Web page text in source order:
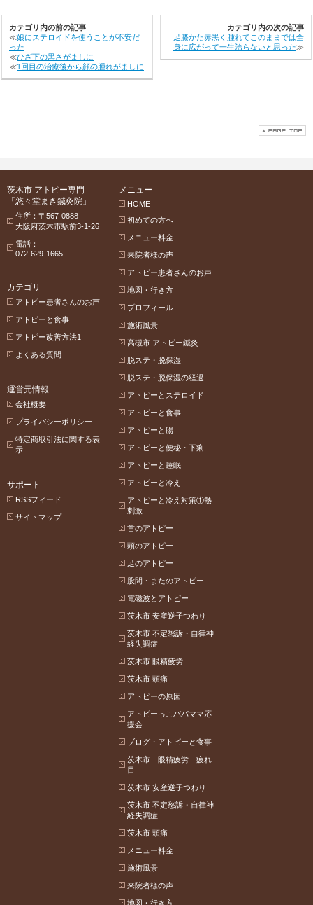
カテゴリ内の前の記事
≪娘にステロイドを使うことが不安だ
った
≪ひざ下の黒さがましに
≪1回目の治療後から顔の腫れがましに
カテゴリ内の次の記事
足膝かた赤黒く腫れてこのままでは全
身に広がって一生治らないと思った≫
茨木市 アトピー専門
「悠々堂まき鍼灸院」
住所：〒567-0888
大阪府茨木市駅前3-1-26
電話：
072-629-1665
メニュー
HOME
初めての方へ
メニュー料金
来院者様の声
アトピー患者さんのお声
地図・行き方
プロフィール
施術風景
高槻市 アトピー鍼灸
脱ステ・脱保湿
脱ステ・脱保湿の経過
アトピーとステロイド
アトピーと食事
アトピーと腸
アトピーと便秘・下痢
アトピーと睡眠
アトピーと冷え
アトピーと冷え対策①熱
刺激
首のアトピー
頭のアトピー
足のアトピー
股間・またのアトピー
電磁波とアトピー
茨木市 安産逆子つわり
茨木市 不定愁訴・自律神
経失調症
茨木市 眼精疲労
茨木市 頭痛
アトピーの原因
アトピーっこパパママ応
援会
ブログ・アトピーと食事
茨木市 眼精疲労 疲れ
目
茨木市 安産逆子つわり
茨木市 不定愁訴・自律神
経失調症
茨木市 頭痛
メニュー料金
施術風景
来院者様の声
地図・行き方
カテゴリ
アトピー患者さんのお声
アトピーと食事
アトピー改善方法1
よくある質問
運営元情報
会社概要
プライバシーポリシー
特定商取引法に関する表
示
サポート
RSSフィード
サイトマップ